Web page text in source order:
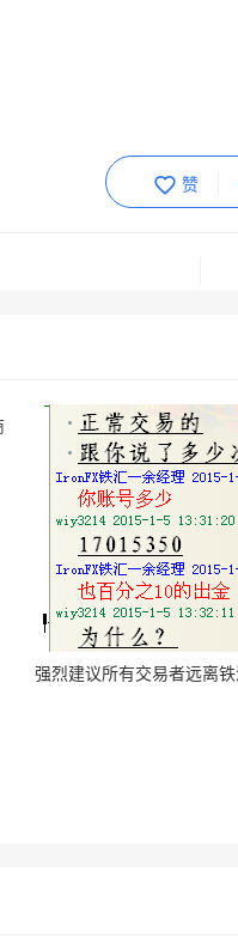
赞
强烈建议所有交易者远离